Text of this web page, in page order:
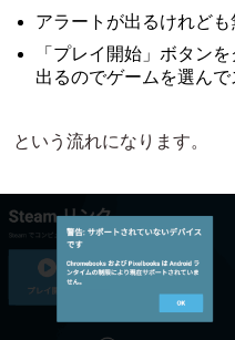
アラートが出るけれども
「プレイ開始」ボタン
出るのでゲームを選んで
という流れになります。